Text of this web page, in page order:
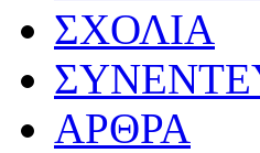
ΣΧΟΛΙΑ
ΑΡΘΡΑ